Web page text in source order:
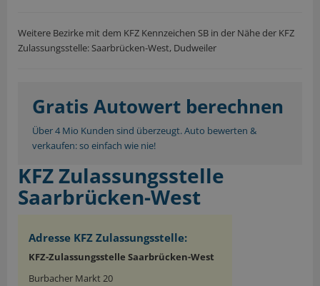
Weitere Bezirke mit dem KFZ Kennzeichen SB in der Nähe der KFZ
Zulassungsstelle: Saarbrücken-West, Dudweiler
Gratis Autowert berechnen
Über 4 Mio Kunden sind überzeugt. Auto bewerten &
verkaufen: so einfach wie nie!
KFZ Zulassungsstelle
Saarbrücken-West
Adresse KFZ Zulassungsstelle:
KFZ-Zulassungsstelle Saarbrücken-West
Burbacher Markt 20